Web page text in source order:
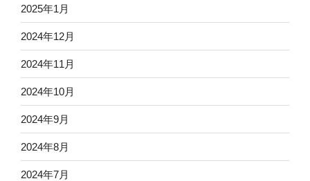
2025年1月
2024年12月
2024年11月
2024年10月
2024年9月
2024年8月
2024年7月